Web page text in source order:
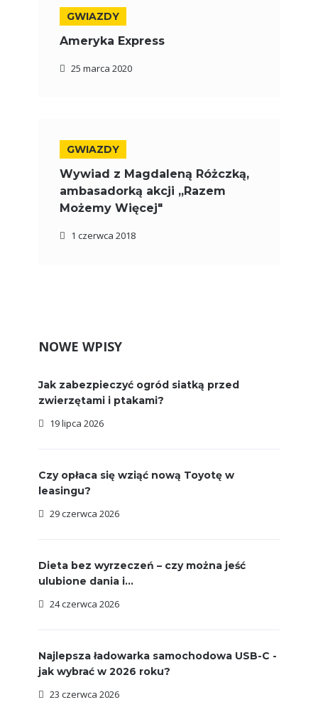
GWIAZDY
Ameryka Express
25 marca 2020
GWIAZDY
Wywiad z Magdaleną Różczką,
ambasadorką akcji „Razem
Możemy Więcej"
1 czerwca 2018
NOWE WPISY
Jak zabezpieczyć ogród siatką przed
zwierzętami i ptakami?
19 lipca 2026
Czy opłaca się wziąć nową Toyotę w
leasingu?
29 czerwca 2026
Dieta bez wyrzeczeń – czy można jeść
ulubione dania i...
24 czerwca 2026
Najlepsza ładowarka samochodowa USB-C -
jak wybrać w 2026 roku?
23 czerwca 2026